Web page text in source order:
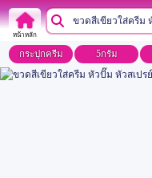
หน้าหลัก
กระปุกครีม 5กรัม